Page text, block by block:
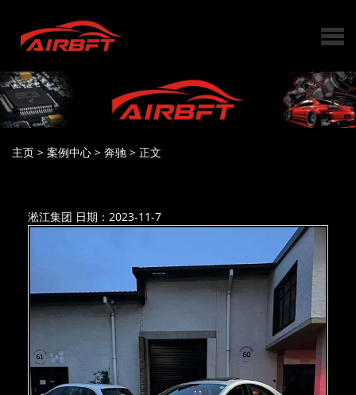
主页 > 案例中心 > 奔驰 > 正文
淞江集团 日期：2023-11-7